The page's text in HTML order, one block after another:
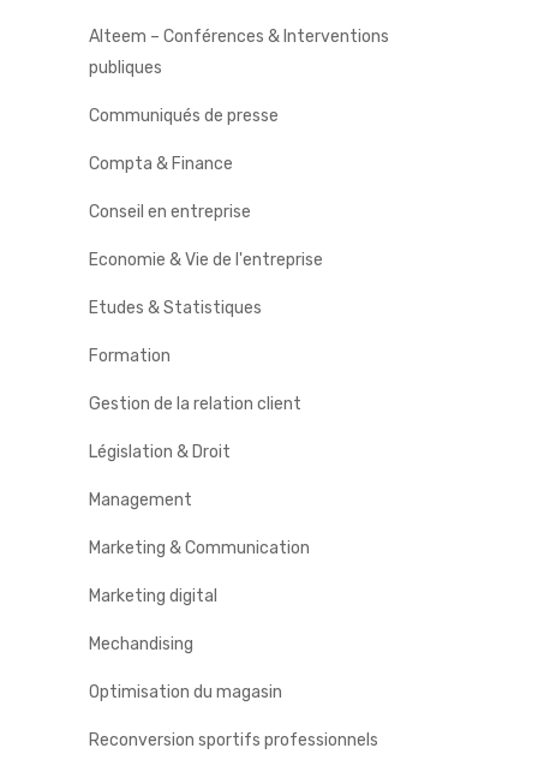
Alteem – Conférences & Interventions
publiques
Communiqués de presse
Compta & Finance
Conseil en entreprise
Economie & Vie de l'entreprise
Etudes & Statistiques
Formation
Gestion de la relation client
Législation & Droit
Management
Marketing & Communication
Marketing digital
Mechandising
Optimisation du magasin
Reconversion sportifs professionnels